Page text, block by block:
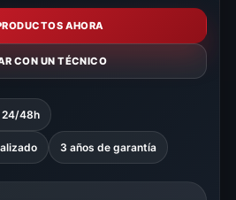
AHORA
CON UN TÉCNICO
24/48h
3 años de garantía